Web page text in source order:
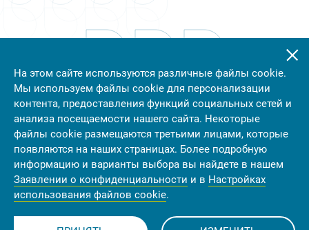
© 2023 УП "ПОЛИМЕРКОНСТРУКЦИЯ
СОЗДАНИЕ САЙТА
На этом сайте используются различные файлы cookie.
Мы используем файлы cookie для персонализации
контента, предоставления функций социальных сетей и
анализа посещаемости нашего сайта. Некоторые
файлы cookie размещаются третьими лицами, которые
появляются на наших страницах. Более подробную
информацию и варианты выбора вы найдете в нашем
Заявлении о конфиденциальности и в Настройках
использования файлов cookie.